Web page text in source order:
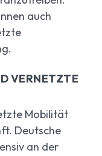
auch
VERNETZTE
Mobilität
Deutsche
an der